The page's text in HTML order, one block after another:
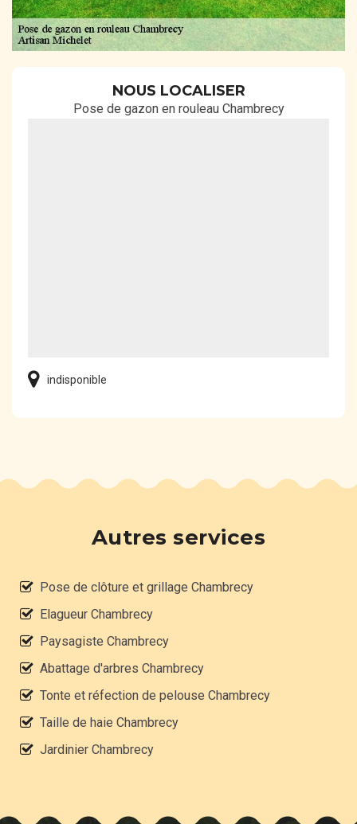
NOUS LOCALISER
Pose de gazon en rouleau Chambrecy
indisponible
Autres services
Pose de clôture et grillage Chambrecy
Elagueur Chambrecy
Paysagiste Chambrecy
Abattage d'arbres Chambrecy
Tonte et réfection de pelouse Chambrecy
Taille de haie Chambrecy
Jardinier Chambrecy